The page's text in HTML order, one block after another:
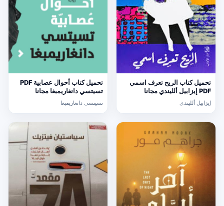
تحميل كتاب الريح تعرف اسمي
PDF إيزابيل ألليندي مجانا
إيزابيل ألليندي
تحميل كتاب أحوال عصابية PDF
تسيتسي دانغاريمبغا مجانا
تسيتسي دانغاريمبغا